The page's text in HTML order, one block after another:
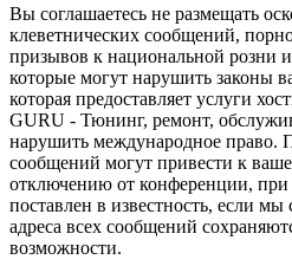
Вы соглашаетесь не размещать
клеветнических сообщений,
призывов к национальной розни
которые могут нарушить законы
которая предоставляет услуги
GURU - Тюнинг, ремонт,
нарушить международное право.
сообщений могут привести к
отключению от конференции, при
поставлен в известность, если
адреса всех сообщений
возможности.